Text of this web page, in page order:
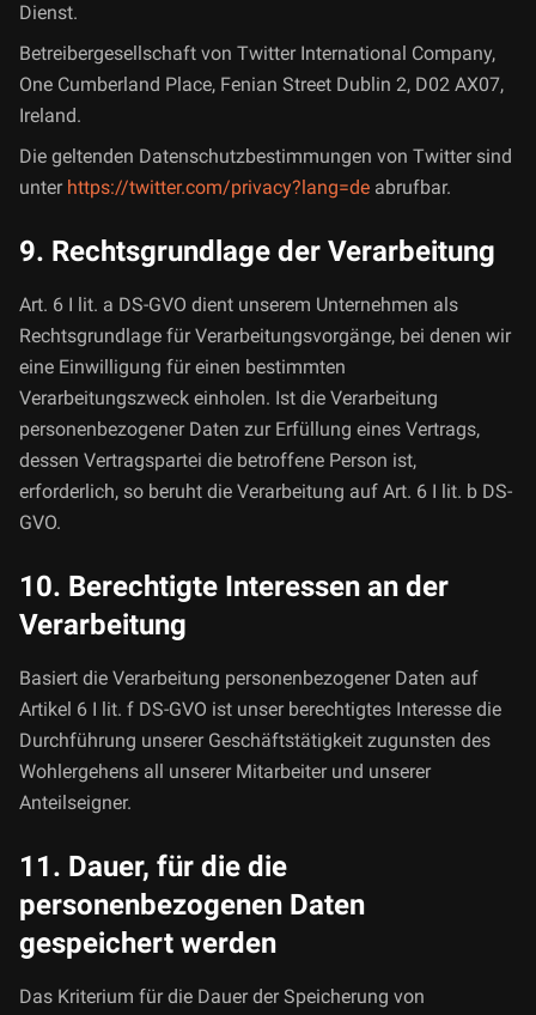
Dienst.
Betreibergesellschaft von Twitter International Company,
One Cumberland Place, Fenian Street Dublin 2, D02 AX07,
Ireland.
Die geltenden Datenschutzbestimmungen von Twitter sind
unter https://twitter.com/privacy?lang=de abrufbar.
9. Rechtsgrundlage der Verarbeitung
Art. 6 I lit. a DS-GVO dient unserem Unternehmen als
Rechtsgrundlage für Verarbeitungsvorgänge, bei denen wir
eine Einwilligung für einen bestimmten
Verarbeitungszweck einholen. Ist die Verarbeitung
personenbezogener Daten zur Erfüllung eines Vertrags,
dessen Vertragspartei die betroffene Person ist,
erforderlich, so beruht die Verarbeitung auf Art. 6 I lit. b DS-
GVO.
10. Berechtigte Interessen an der
Verarbeitung
Basiert die Verarbeitung personenbezogener Daten auf
Artikel 6 I lit. f DS-GVO ist unser berechtigtes Interesse die
Durchführung unserer Geschäftstätigkeit zugunsten des
Wohlergehens all unserer Mitarbeiter und unserer
Anteilseigner.
11. Dauer, für die die
personenbezogenen Daten
gespeichert werden
Das Kriterium für die Dauer der Speicherung von